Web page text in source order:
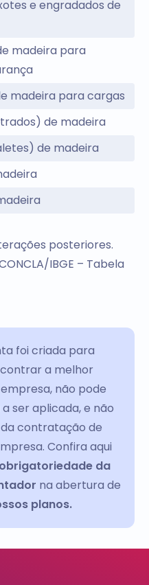
e engradados de
madeira para
madeira para cargas
de madeira
de madeira
posteriores.
IBGE – Tabela
foi criada para
a melhor
não pode
ser aplicada, e não
contratação de
Confira aqui
da
na abertura de
planos.